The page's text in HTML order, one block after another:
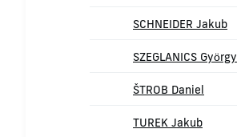
SCHNEIDER Jakub
SZEGLANICS György
ŠTROB Daniel
TUREK Jakub